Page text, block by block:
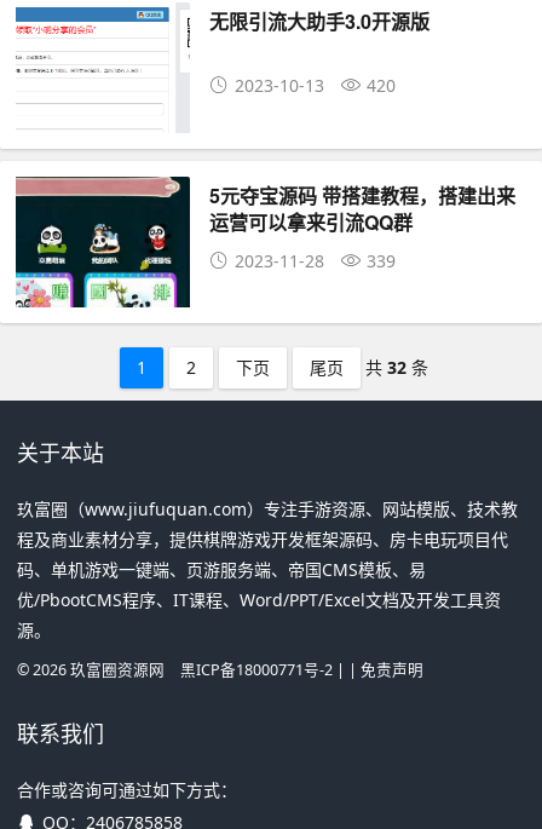
无限引流大助手3.0开源版
2023-10-13 420
5元夺宝源码 带搭建教程，搭建出来
运营可以拿来引流QQ群
2023-11-28 339
1 2 下页 尾页 共 32 条
关于本站
玖富圈（www.jiufuquan.com）专注手游资源、网站模版、技术教
程及商业素材分享，提供棋牌游戏开发框架源码、房卡电玩项目代
码、单机游戏一键端、页游服务端、帝国CMS模板、易
优/PbootCMS程序、IT课程、Word/PPT/Excel文档及开发工具资
源。
©2026玖富圈资源网 黑ICP备18000771号-2| | 免责声明
联系我们
合作或咨询可通过如下方式：
QQ： 2406785858